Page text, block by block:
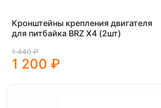
Кронштейны крепления двигателя
для питбайка BRZ X4 (2шт)
1 440 ₽
1 200 ₽